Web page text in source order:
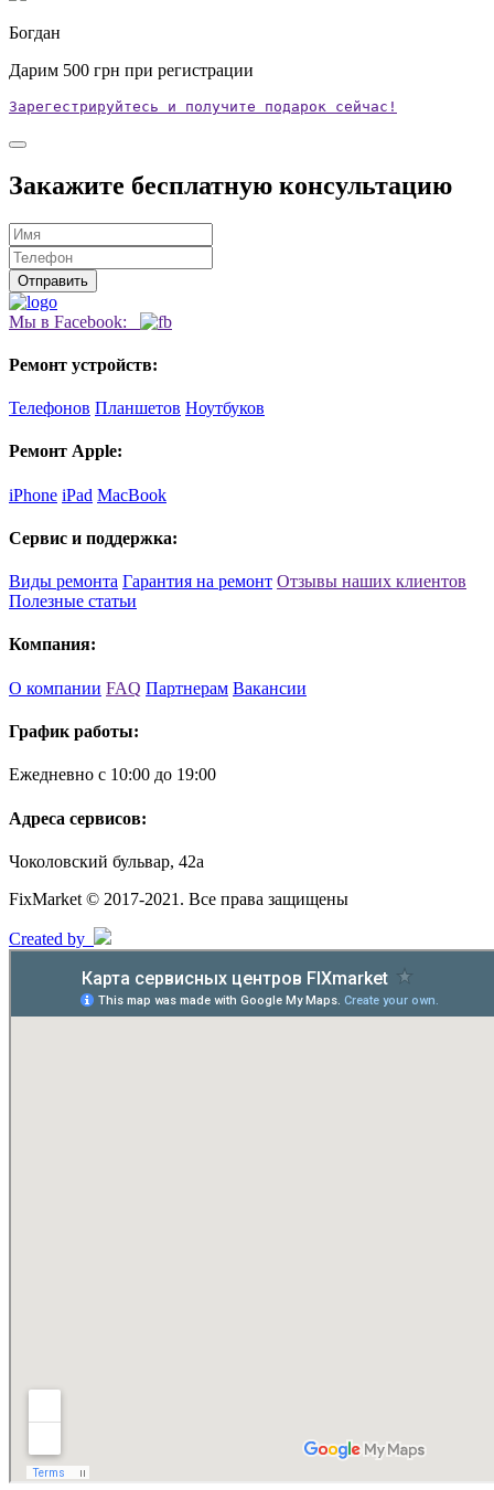
Богдан
Дарим 500 грн при регистрации
Зарегестрируйтесь и получите подарок сейчас!
Закажите бесплатную консультацию
Мы в Facebook:
Ремонт устройств:
Телефонов Планшетов Ноутбуков
Ремонт Apple:
iPhone iPad MacBook
Сервис и поддержка:
Виды ремонта Гарантия на ремонт Отзывы наших клиентов
Полезные статьи
Компания:
О компании FAQ Партнерам Вакансии
График работы:
Ежедневно с 10:00 до 19:00
Адреса сервисов:
Чоколовский бульвар, 42а
FixMarket © 2017-2021. Все права защищены
Created by